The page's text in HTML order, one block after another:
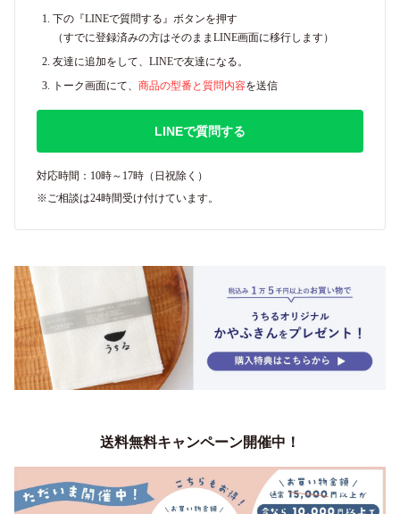
下の『LINEで質問する』ボタンを押す
（すでに登録済みの方はそのままLINE画面に移行します）
友達に追加をして、LINEで友達になる。
トーク画面にて、 商品の型番と質問内容を送信
LINEで質問する
対応時間：10時～17時（日祝除く）
※ご相談は24時間受け付けています。
送料無料キャンペーン開催中！